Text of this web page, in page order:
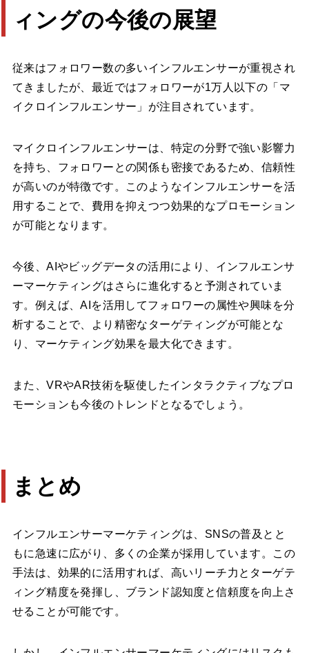
ィングの今後の展望
従来はフォロワー数の多いインフルエンサーが重視され
てきましたが、最近ではフォロワーが1万人以下の「マ
イクロインフルエンサー」が注目されています。
マイクロインフルエンサーは、特定の分野で強い影響力
を持ち、フォロワーとの関係も密接であるため、信頼性
が高いのが特徴です。このようなインフルエンサーを活
用することで、費用を抑えつつ効果的なプロモーション
が可能となります。
今後、AIやビッグデータの活用により、インフルエンサ
ーマーケティングはさらに進化すると予測されていま
す。例えば、AIを活用してフォロワーの属性や興味を分
析することで、より精密なターゲティングが可能とな
り、マーケティング効果を最大化できます。
また、VRやAR技術を駆使したインタラクティブなプロ
モーションも今後のトレンドとなるでしょう。
まとめ
インフルエンサーマーケティングは、SNSの普及とと
もに急速に広がり、多くの企業が採用しています。この
手法は、効果的に活用すれば、高いリーチ力とターゲテ
ィング精度を発揮し、ブランド認知度と信頼度を向上さ
せることが可能です。